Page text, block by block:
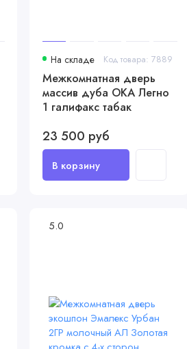
На складе Код товара: 7889
Межкомнатная дверь
массив дуба ОКА Легно
1 галифакс табак
23 500 руб
5.0